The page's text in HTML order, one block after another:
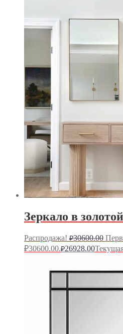
Зеркало в
Распродажа! ₽30600.00
₽30600.00.₽26928.00